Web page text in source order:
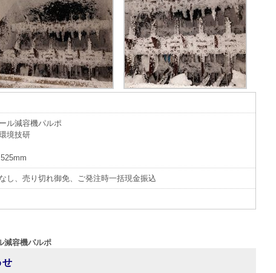
ル減容機パルポ
境技研
し、売り切れ御免、ご発注時一括現金振込
減容機パルポ